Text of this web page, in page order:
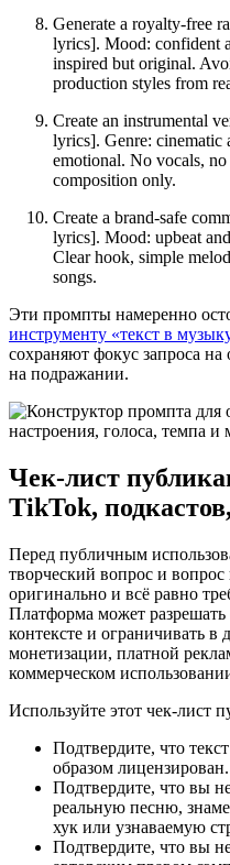
Generate a royalty-free
lyrics]. Mood: confident
inspired but original.
production styles from
Create an instrumental
lyrics]. Genre: cinematic
emotional. No vocals,
composition only.
Create a brand-safe
lyrics]. Mood: upbeat
Clear hook, simple
songs.
Эти промпты намеренно
инструменту «текст в
сохраняют фокус запроса
на подражании.
Чек-лист
TikTok,
Перед публичным
творческий вопрос и
оригинально и всё равно
Платформа может
контексте и ограничивать
монетизации, платной
коммерческом
Используйте этот чек-лист
Подтвердите, что
образом лицензирован.
Подтвердите, что вы
реальную песню,
хук или узнаваемую
Подтвердите, что вы